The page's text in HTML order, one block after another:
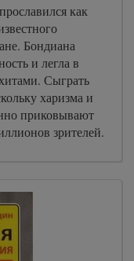
как
Бондиана
и легла в
Сыграть
харизма и
приковывают
зрителей.